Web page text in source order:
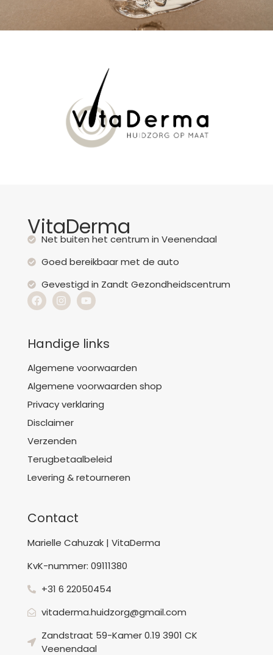
VitaDerma
Net buiten het centrum in Veenendaal
Goed bereikbaar met de auto
Gevestigd in Zandt Gezondheidscentrum
Handige links
Algemene voorwaarden
Algemene voorwaarden shop
Privacy verklaring
Disclaimer
Verzenden
Terugbetaalbeleid
Levering & retourneren
Contact
Marielle Cahuzak | VitaDerma
KvK-nummer: 09111380
+31 6 22050454
vitaderma.huidzorg@gmail.com
Zandstraat 59-Kamer 0.19 3901 CK
Veenendaal